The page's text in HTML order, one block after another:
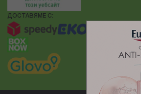
ДОСТАВЯМЕ С: